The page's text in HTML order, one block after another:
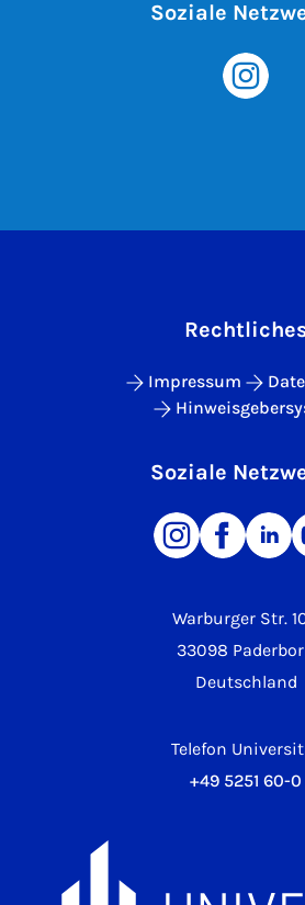
Soziale
Warburger Str.
33098
Deutschland
Telefon
+49 5251 60-0
Impressum
Soziale